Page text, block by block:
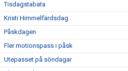
Tisdagstabata
Kristi Himmelfärdsdag
Påskdagen
Fler motionspass i påsk
Utepasset på söndagar